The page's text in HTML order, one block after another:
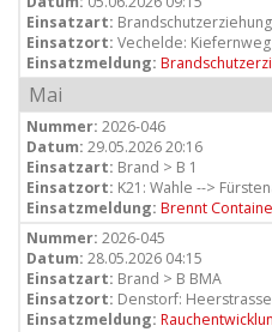
Einsatzart: Brandschutzerziehung
Einsatzort: Vechelde: Kiefernweg
Einsatzmeldung:
Mai
Nummer: 2026-046
Datum: 29.05.2026 20:16
Einsatzart: Brand > B 1
Einsatzort: K21: Wahle -->
Einsatzmeldung: Brennt
Nummer: 2026-045
Datum: 28.05.2026 04:15
Einsatzart: Brand > B BMA
Einsatzort: Denstorf: Heerstrasse
Einsatzmeldung: